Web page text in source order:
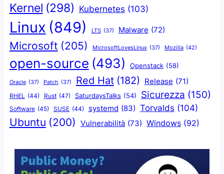
Kernel (298) Kubernetes (103)
Linux (849) LTS (37) Malware (72)
Microsoft (205) MicrosoftLovesLinux (37) Mozilla (42)
open-source (493) Openstack (58)
Oracle (37) Patch (37) Red Hat (182) Release (71)
RHEL (44) Rust (47) SaturdaysTalks (54) Sicurezza (150)
Software (45) SUSE (44) systemd (83) Torvalds (104)
Ubuntu (200) Vulnerabilità (73) Windows (92)